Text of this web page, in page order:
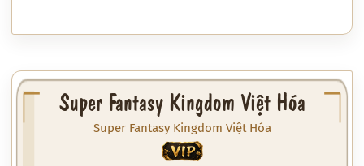
Super Fantasy Kingdom Việt Hóa
Super Fantasy Kingdom Việt Hóa
VIP